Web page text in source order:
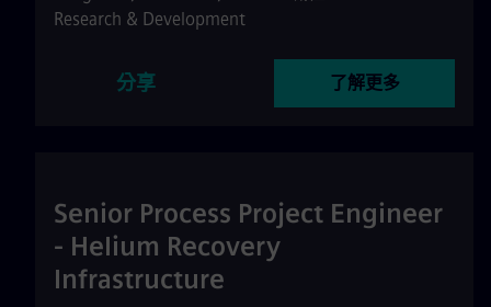
Research & Development
分享 了解更多
Senior Process Project Engineer
- Helium Recovery
Infrastructure